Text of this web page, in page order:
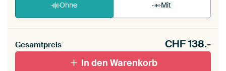
Ohne Mit
Gesamtpreis CHF138.-
In den Warenkorb